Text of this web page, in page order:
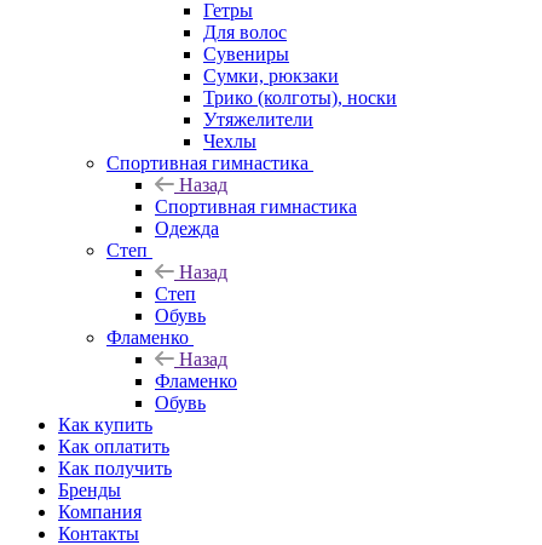
Гетры
Для волос
Сувениры
Сумки, рюкзаки
Трико (колготы), носки
Утяжелители
Чехлы
Спортивная гимнастика
Назад
Спортивная гимнастика
Одежда
Степ
Назад
Степ
Обувь
Фламенко
Назад
Фламенко
Обувь
Как купить
Как оплатить
Как получить
Бренды
Компания
Контакты